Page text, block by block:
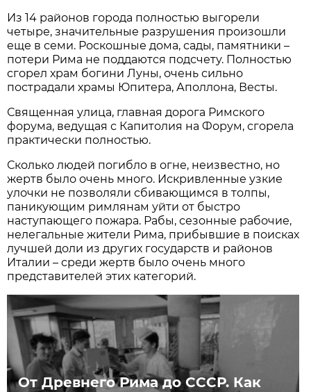
Из 14 районов города полностью выгорели
четыре, значительные разрушения произошли
еще в семи. Роскошные дома, сады, памятники –
потери Рима не поддаются подсчету. Полностью
сгорел храм богини Луны, очень сильно
пострадали храмы Юпитера, Аполлона, Весты.
Священная улица, главная дорога Римского
форума, ведущая с Капитолия на Форум, сгорела
практически полностью.
Сколько людей погибло в огне, неизвестно, но
жертв было очень много. Искривленные узкие
улочки не позволяли сбивающимся в толпы,
паникующим римлянам уйти от быстро
наступающего пожара. Рабы, сезонные рабочие,
нелегальные жители Рима, прибывшие в поисках
лучшей доли из других государств и районов
Италии – среди жертв было очень много
представителей этих категорий.
От Древнего Рима до СССР. Как